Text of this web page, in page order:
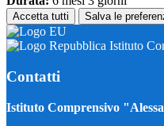
Accetta tutti Salva le
Istituto
Contatti
Istituto Comprensivo